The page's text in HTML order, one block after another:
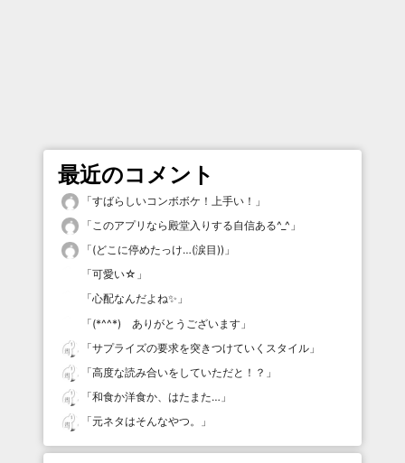
最近のコメント
「すばらしいコンボボケ！上手い！ 」
「 このアプリなら殿堂入りする自信ある^_^ 」
「(どこに停めたっけ…(涙目)) 」
「可愛い☆ 」
「心配なんだよね✨ 」
「(*^^*) ありがとうございます 」
「サプライズの要求を突きつけていくスタイル 」
「高度な読み合いをしていただと！？ 」
「和食か洋食か、はたまた… 」
「元ネタはそんなやつ。 」